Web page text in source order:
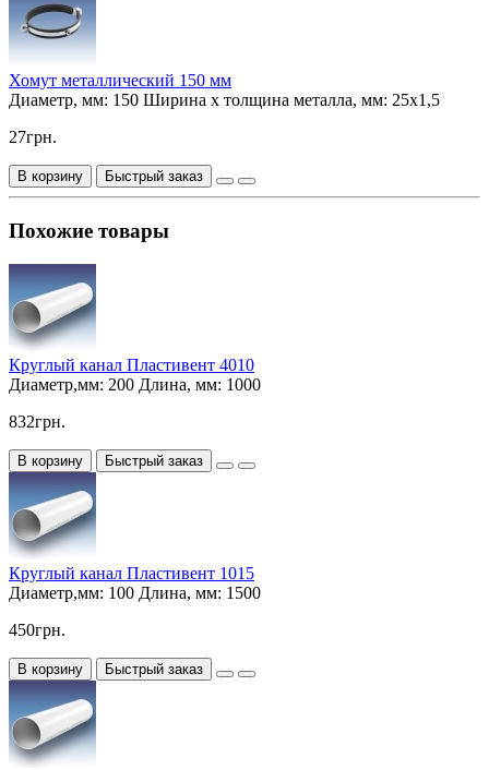
Хомут металлический 150 мм
Диаметр, мм: 150 Ширина х толщина металла, мм: 25х1,5
27грн.
В корзину Быстрый заказ
Похожие товары
Круглый канал Пластивент 4010
Диаметр,мм: 200 Длина, мм: 1000
832грн.
В корзину Быстрый заказ
Круглый канал Пластивент 1015
Диаметр,мм: 100 Длина, мм: 1500
450грн.
В корзину Быстрый заказ